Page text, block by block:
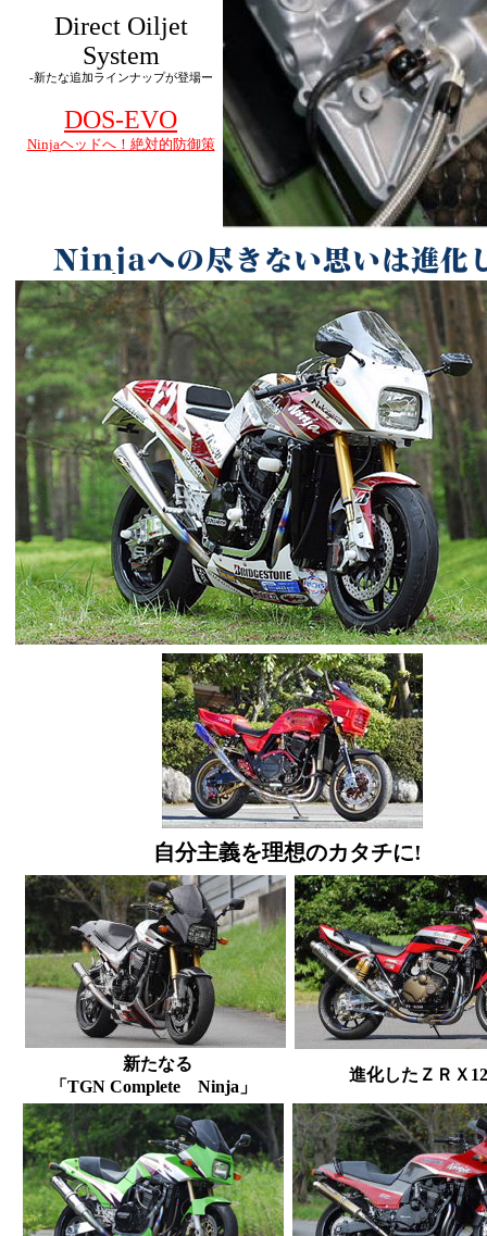
Direct Oiljet
System
-新たな追加ラインナップが登場ー
DOS-EVO
Ninjaヘッドへ！絶対的防御策
自分主義を理想のカタチに!
新たなる
「TGN Complete Ninja」
進化したＺＲＸ